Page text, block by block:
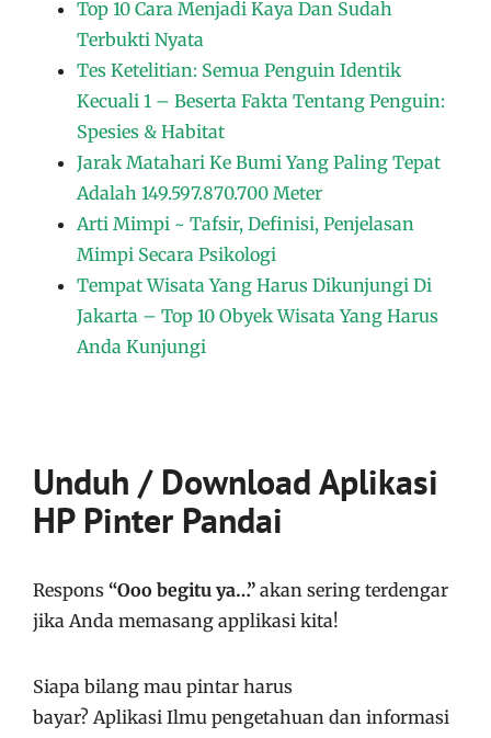
Top 10 Cara Menjadi Kaya Dan Sudah
Terbukti Nyata
Tes Ketelitian: Semua Penguin Identik
Kecuali 1 – Beserta Fakta Tentang Penguin:
Spesies & Habitat
Jarak Matahari Ke Bumi Yang Paling Tepat
Adalah 149.597.870.700 Meter
Arti Mimpi ~ Tafsir, Definisi, Penjelasan
Mimpi Secara Psikologi
Tempat Wisata Yang Harus Dikunjungi Di
Jakarta – Top 10 Obyek Wisata Yang Harus
Anda Kunjungi
Unduh / Download Aplikasi
HP Pinter Pandai
Respons “Ooo begitu ya…” akan sering terdengar
jika Anda memasang applikasi kita!
Siapa bilang mau pintar harus
bayar? Aplikasi Ilmu pengetahuan dan informasi